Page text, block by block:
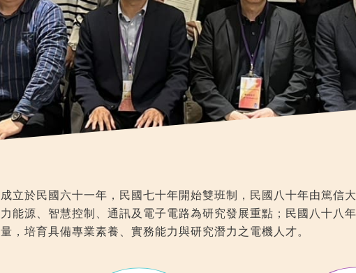
成立於民國六十一年，民國七十年開始雙班制，民國八十年由篤信
力能源、智慧控制、通訊及電子電路為研究發展重點；民國八十八
量，培育具備專業素養、實務能力與研究潛力之電機人才。